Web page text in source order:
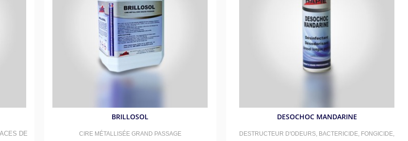
Réparation des sols et parking
Traitements des bassins d'ornement
Peintures de sols
Graisses huiles lubrifiants
Additifs moteur et liquide de fonctionnement
Nettoyages des pistes et sols d'ateliers
Mécanique générale
Démoussants et toitures
Étanchéité et hydrofuges
Revêtements et protections
des mains
- Répulsifs
Semences
Amendements et substrats
Gestion des plans d'eaux
Mobiliers en plastiques recyclées
Distributeurs de savon
Diffuseurs de parfum
Gants de protection
Combinaisons de protection
Lunettes de chantier
DE
BRILLOSOL
CIRE MÉTALLISÉE GRAND PASSAGE
DESOCHOC MANDARINE
DESTRUCTEUR D'ODEURS, BACTERICIDE, FONGICIDE,